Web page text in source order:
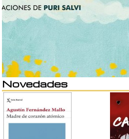
Novedades